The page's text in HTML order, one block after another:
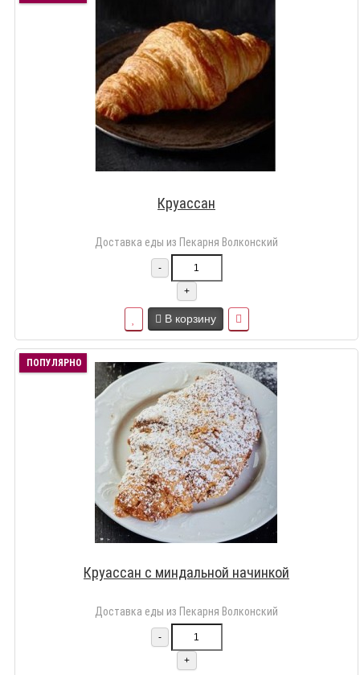
Круассан
Доставка еды из Пекарня Волконский
-
+
В корзину
ПОПУЛЯРНО
Круассан с миндальной начинкой
Доставка еды из Пекарня Волконский
-
+